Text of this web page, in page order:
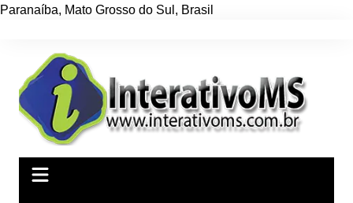
Paranaíba, Mato Grosso do Sul , Brasil
conteúdo